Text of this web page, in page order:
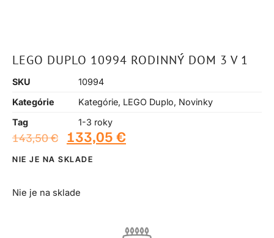
LEGO DUPLO 10994 RODINNÝ DOM 3 V 1
SKU
10994
Kategórie
Kategórie, LEGO Duplo, Novinky
Tag
1-3 roky
143,50€ 133,05 €
NIE JE NA SKLADE
Nie je na sklade